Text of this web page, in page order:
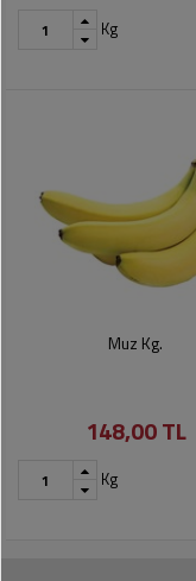
Kg
Muz Kg.
148,00 TL
Kg